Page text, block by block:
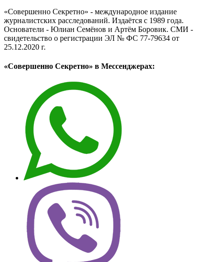
«Совершенно Секретно» - международное издание
журналистских расследований. Издаётся с 1989 года.
Основатели - Юлиан Семёнов и Артём Боровик. CМИ -
свидетельство о регистрации ЭЛ № ФС 77-79634 от
25.12.2020 г.
«Совершенно Секретно» в Мессенджерах: